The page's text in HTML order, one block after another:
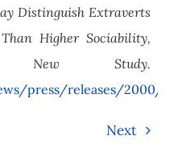
Distinguish Extraverts
Higher Sociability,
New Study.
press/releases/2000/
Next